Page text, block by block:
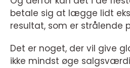
betale sig at lægge lidt
resultat, som er strålende
Det er noget, der vil give
ikke mindst øge